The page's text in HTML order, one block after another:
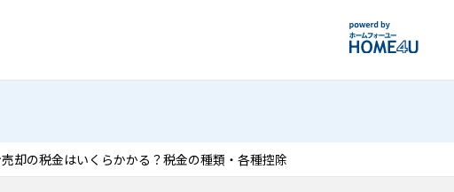
却の税金はいくらかかる？税金の種類・各種控除